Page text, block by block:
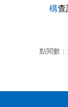
構查
點閱數：